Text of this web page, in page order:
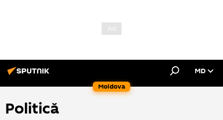
Moldova
MD
Politică